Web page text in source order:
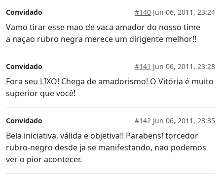
Convidado #140 Jun 06, 2011, 23:24
Vamo tirar esse mao de vaca amador do nosso time
a naçao rubro negra merece um dirigente melhor!!
Convidado #141 Jun 06, 2011, 23:28
Fora seu LIXO! Chega de amadorismo! O Vitória é muito
superior que você!
Convidado #142 Jun 06, 2011, 23:35
Bela iniciativa, válida e objetiva!! Parabens! torcedor
rubro-negro desde ja se manifestando, nao podemos
ver o pior acontecer.